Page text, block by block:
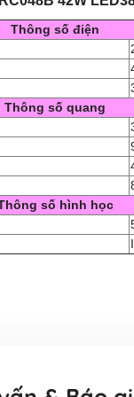
Thông số điện
Thông số quang
số hình học